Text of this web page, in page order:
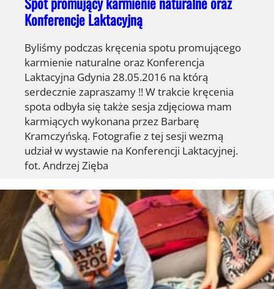
Konferencje Laktacyjną
Byliśmy podczas kręcenia spotu promującego
karmienie naturalne oraz Konferencja
Laktacyjna Gdynia 28.05.2016 na którą
serdecznie zapraszamy !! W trakcie kręcenia
spota odbyła się także sesja zdjęciowa mam
karmiących wykonana przez Barbarę
Kramczyńską. Fotografie z tej sesji wezmą
udział w wystawie na Konferencji Laktacyjnej.
fot. Andrzej Zięba